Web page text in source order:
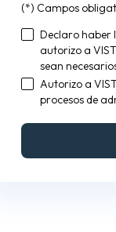
(*) Campos
Declaro haber
autorizo a
sean
Autorizo a
procesos de